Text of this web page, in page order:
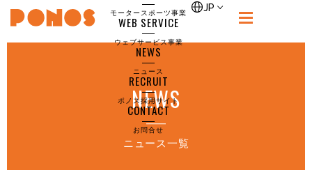
PONOS
モータースポーツ事業
WEB SERVICE
ウェブサービス事業
NEWS
ニュース
RECRUIT
ポノス採用サイト
CONTACT
お問合せ
JP
NEWS
ニュース一覧